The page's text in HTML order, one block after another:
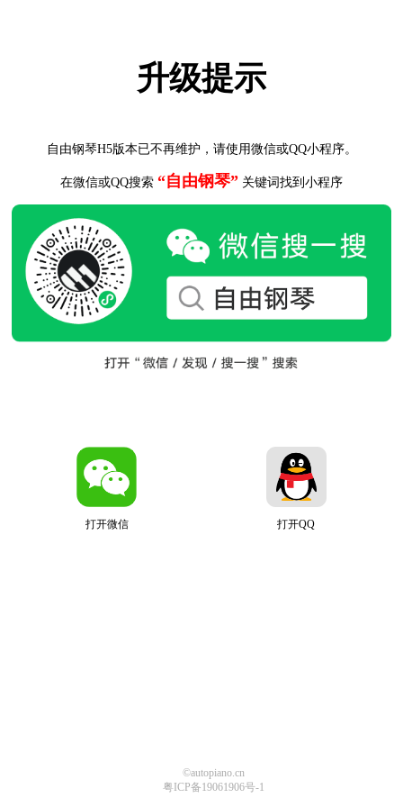
升级提示
自由钢琴H5版本已不再维护，请使用微信或QQ小程序。
在微信或QQ搜索 “自由钢琴” 关键词找到小程序
打开微信 打开QQ
©autopiano.cn
粤ICP备19061906号-1